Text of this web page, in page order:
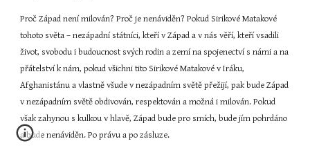
Proč Západ není milován? Proč je nenáviděn? Pokud Sirikové Matakové
tohoto světa – nezápadní státníci, kteří v Západ a v nás věří, kteří vsadili
život, svobodu i budoucnost svých rodin a zemí na spojenectví s námi a na
přátelství k nám, pokud všichni tito Sirikové Matakové v Iráku,
Afghanistánu a vlastně všude v nezápadním světě přežijí, pak bude Západ
v nezápadním světě obdivován, respektován a možná i milován. Pokud
však zahynou s kulkou v hlavě, Západ bude pro smích, bude jím pohrdáno
a bude nenáviděn. Po právu a po zásluze.